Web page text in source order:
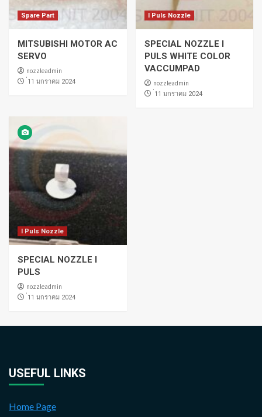
Spare Part
MITSUBISHI MOTOR AC
SERVO
nozzleadmin
่11 มกราคม 2024
I Puls Nozzle
SPECIAL NOZZLE I
PULS WHITE COLOR
VACCUMPAD
nozzleadmin
่11 มกราคม 2024
I Puls Nozzle
SPECIAL NOZZLE I
PULS
nozzleadmin
่11 มกราคม 2024
USEFUL LINKS
Home Page